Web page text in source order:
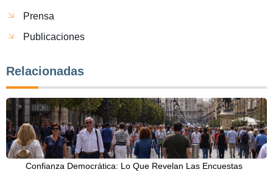
Prensa
Publicaciones
Relacionadas
Confianza Democrática: Lo Que Revelan Las Encuestas